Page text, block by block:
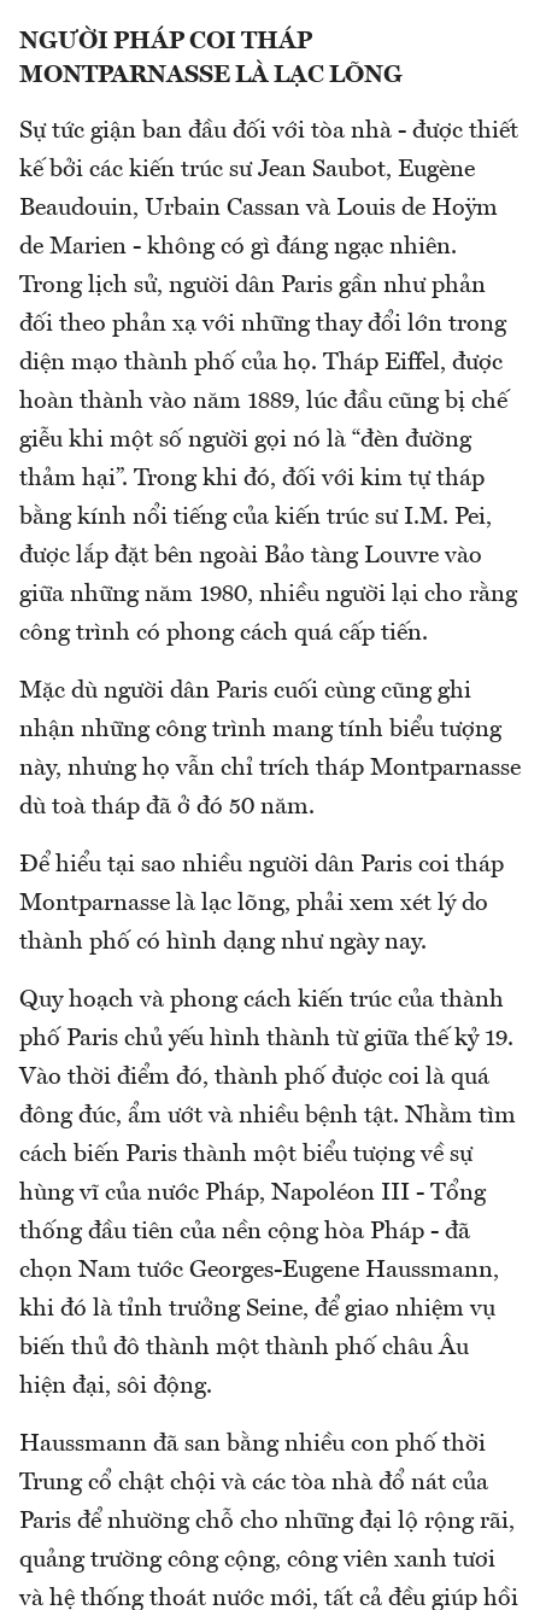
NGƯỜI PHÁP COI THÁP
MONTPARNASSE LÀ LẠC LÕNG
Sự tức giận ban đầu đối với tòa nhà - được thiết
kế bởi các kiến trúc sư Jean Saubot, Eugène
Beaudouin, Urbain Cassan và Louis de Hoÿm
de Marien - không có gì đáng ngạc nhiên.
Trong lịch sử, người dân Paris gần như phản
đối theo phản xạ với những thay đổi lớn trong
diện mạo thành phố của họ. Tháp Eiffel, được
hoàn thành vào năm 1889, lúc đầu cũng bị chế
giễu khi một số người gọi nó là “đèn đường
thảm hại”. Trong khi đó, đối với kim tự tháp
bằng kính nổi tiếng của kiến trúc sư I.M. Pei,
được lắp đặt bên ngoài Bảo tàng Louvre vào
giữa những năm 1980, nhiều người lại cho rằng
công trình có phong cách quá cấp tiến.
Mặc dù người dân Paris cuối cùng cũng ghi
nhận những công trình mang tính biểu tượng
này, nhưng họ vẫn chỉ trích tháp Montparnasse
dù toà tháp đã ở đó 50 năm.
Để hiểu tại sao nhiều người dân Paris coi tháp
Montparnasse là lạc lõng, phải xem xét lý do
thành phố có hình dạng như ngày nay.
Quy hoạch và phong cách kiến trúc của thành
phố Paris chủ yếu hình thành từ giữa thế kỷ 19.
Vào thời điểm đó, thành phố được coi là quá
đông đúc, ẩm ướt và nhiều bệnh tật. Nhằm tìm
cách biến Paris thành một biểu tượng về sự
hùng vĩ của nước Pháp, Napoléon III - Tổng
thống đầu tiên của nền cộng hòa Pháp - đã
chọn Nam tước Georges-Eugene Haussmann,
khi đó là tỉnh trưởng Seine, để giao nhiệm vụ
biến thủ đô thành một thành phố châu Âu
hiện đại, sôi động.
Haussmann đã san bằng nhiều con phố thời
Trung cổ chật chội và các tòa nhà đổ nát của
Paris để nhường chỗ cho những đại lộ rộng rãi,
quảng trường công cộng, công viên xanh tươi
và hệ thống thoát nước mới, tất cả đều giúp hồi